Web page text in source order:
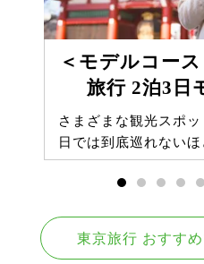
＜モデルコー
旅行 2泊3日
さまざまな観光スポ
日では到底巡れない
東京旅行 おすす